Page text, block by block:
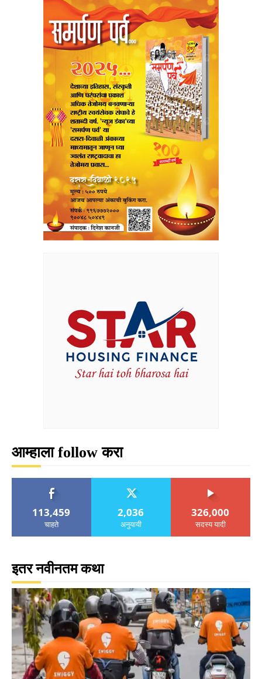
आम्हाला follow करा
113,459
चाहते
2,036
अनुयायी
326,000
सदस्य यादी
इतर नवीनतम कथा